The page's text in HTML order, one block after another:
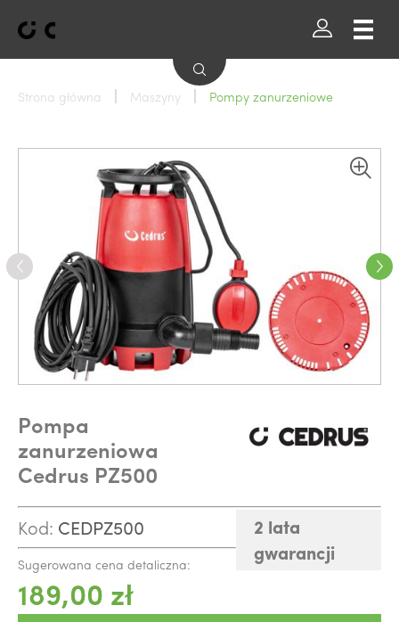
Wszystkie marki
Strona główna Maszyny Pompy zanurzeniowe
Pompa
zanurzeniowa
Cedrus PZ500
Kod: CEDPZ500
2 lata
gwarancji
Sugerowana cena detaliczna:
189,00 zł